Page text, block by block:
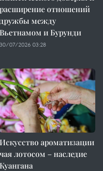
расширение отношений
дружбы между
Вьетнамом и Бурунди
30/07/2026 03:28
Искусство ароматизации
чая лотосом – наследие
Куангана